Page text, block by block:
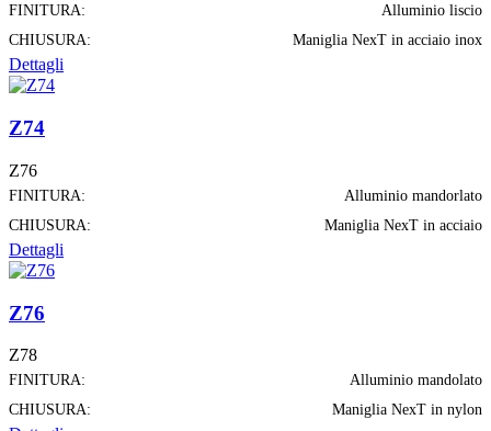
FINITURA:
Alluminio liscio
CHIUSURA:
Maniglia NexT in acciaio inox
Dettagli
Z74
Z76
FINITURA:
Alluminio mandorlato
CHIUSURA:
Maniglia NexT in acciaio
Dettagli
Z76
Z78
FINITURA:
Alluminio mandolato
CHIUSURA:
Maniglia NexT in nylon